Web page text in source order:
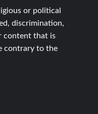
or political
discrimination,
content that is
contrary to the